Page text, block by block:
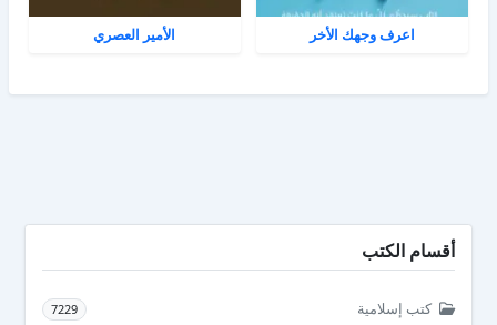
اعرف وجهك الأخر الأمير العصري
أقسام الكتب
كتب إسلامية 7229